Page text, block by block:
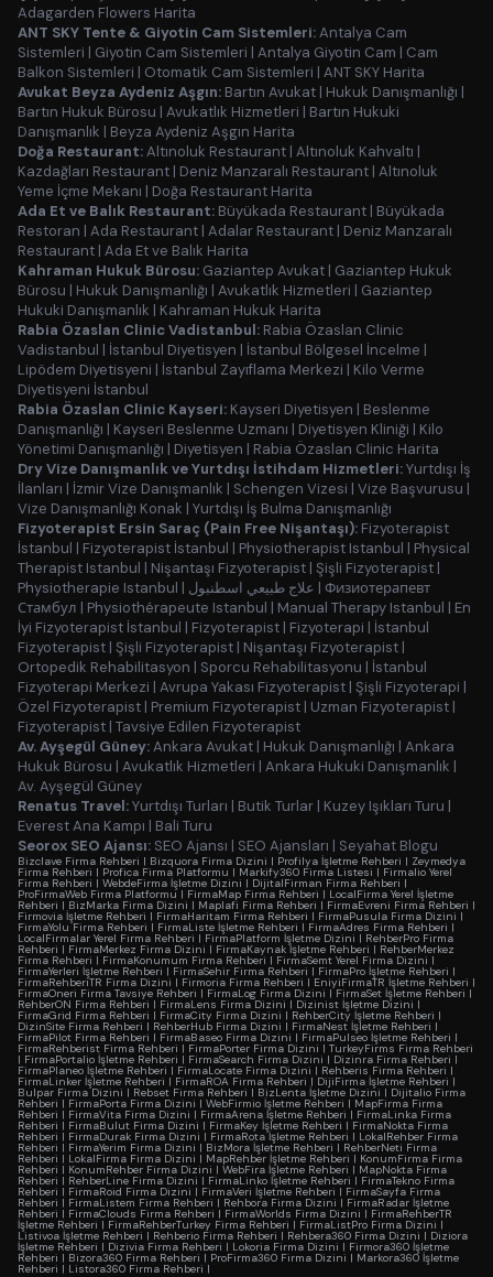
Adagarden Flowers Harita
ANT SKY Tente & Giyotin Cam Sistemleri:Antalya Cam
Sistemleri | Giyotin Cam Sistemleri | Antalya Giyotin Cam | Cam
Balkon Sistemleri | Otomatik Cam Sistemleri | ANT SKY Harita
Avukat Beyza Aydeniz Aşgın: Bartın Avukat | Hukuk Danışmanlığı |
Bartın Hukuk Bürosu | Avukatlık Hizmetleri | Bartın Hukuki
Danışmanlık | Beyza Aydeniz Aşgın Harita
Doğa Restaurant:Altınoluk Restaurant | Altınoluk Kahvaltı |
Kazdağları Restaurant | Deniz Manzaralı Restaurant | Altınoluk
Yeme İçme Mekanı | Doğa Restaurant Harita
Ada Et ve Balık Restaurant: Büyükada Restaurant | Büyükada
Restoran | Ada Restaurant | Adalar Restaurant | Deniz Manzaralı
Restaurant | Ada Et ve Balık Harita
Kahraman Hukuk Bürosu: Gaziantep Avukat | Gaziantep Hukuk
Bürosu | Hukuk Danışmanlığı | Avukatlık Hizmetleri | Gaziantep
Hukuki Danışmanlık | Kahraman Hukuk Harita
Rabia Özaslan Clinic Vadistanbul: Rabia Özaslan Clinic
Vadistanbul | İstanbul Diyetisyen | İstanbul Bölgesel İncelme |
Lipödem Diyetisyeni | İstanbul Zayıflama Merkezi | Kilo Verme
Diyetisyeni İstanbul
Rabia Özaslan Clinic Kayseri: Kayseri Diyetisyen | Beslenme
Danışmanlığı | Kayseri Beslenme Uzmanı | Diyetisyen Kliniği | Kilo
Yönetimi Danışmanlığı | Diyetisyen | Rabia Özaslan Clinic Harita
Dry Vize Danışmanlık ve Yurtdışı İstihdam Hizmetleri:Yurtdışı İş
İlanları | İzmir Vize Danışmanlık | Schengen Vizesi | Vize Başvurusu |
Vize Danışmanlığı Konak | Yurtdışı İş Bulma Danışmanlığı
Fizyoterapist Ersin Saraç (Pain Free Nişantaşı): Fizyoterapist
İstanbul | Fizyoterapist İstanbul | Physiotherapist Istanbul | Physical
Therapist Istanbul | Nişantaşı Fizyoterapist | Şişli Fizyoterapist |
Physiotherapie Istanbul | علاج طبيعي اسطنبول | Физиотерапевт
Стамбул | Physiothérapeute Istanbul | Manual Therapy Istanbul | En
İyi Fizyoterapist İstanbul | Fizyoterapist | Fizyoterapi | İstanbul
Fizyoterapist | Şişli Fizyoterapist | Nişantaşı Fizyoterapist |
Ortopedik Rehabilitasyon | Sporcu Rehabilitasyonu | İstanbul
Fizyoterapi Merkezi | Avrupa Yakası Fizyoterapist | Şişli Fizyoterapi |
Özel Fizyoterapist | Premium Fizyoterapist | Uzman Fizyoterapist |
Fizyoterapist | Tavsiye Edilen Fizyoterapist
Av. Ayşegül Güney:Ankara Avukat | Hukuk Danışmanlığı | Ankara
Hukuk Bürosu | Avukatlık Hizmetleri | Ankara Hukuki Danışmanlık |
Av. Ayşegül Güney
Renatus Travel:Yurtdışı Turları | Butik Turlar | Kuzey Işıkları Turu |
Everest Ana Kampı | Bali Turu
Seorox SEO Ajansı: SEO Ajansı | SEO Ajansları | Seyahat Blogu
Bizclave Firma Rehberi | Bizquora Firma Dizini | Profilya İşletme Rehberi | Zeymedya
Firma Rehberi | Profica Firma Platformu | Markify360 Firma Listesi | Firmalio Yerel
Firma Rehberi | WebdeFirma İşletme Dizini | DijitalFirman Firma Rehberi |
ProFirmaWeb Firma Platformu | FirmaMap Firma Rehberi | LocalFirma Yerel İşletme
Rehberi | BizMarka Firma Dizini | Maplafi Firma Rehberi | FirmaEvreni Firma Rehberi |
Firmovia İşletme Rehberi | FirmaHaritam Firma Rehberi | FirmaPusula Firma Dizini |
FirmaYolu Firma Rehberi | FirmaListe İşletme Rehberi | FirmaAdres Firma Rehberi |
LocalFirmalar Yerel Firma Rehberi | FirmaPlatform İşletme Dizini | RehberPro Firma
Rehberi | FirmaMerkez Firma Dizini | FirmaKaynak İşletme Rehberi | RehberMerkez
Firma Rehberi | FirmaKonumum Firma Rehberi | FirmaSemt Yerel Firma Dizini |
FirmaYerleri İşletme Rehberi | FirmaSehir Firma Rehberi | FirmaPro İşletme Rehberi |
FirmaRehberiTR Firma Dizini | Firmoria Firma Rehberi | EniyiFirmaTR İşletme Rehberi |
FirmaOneri Firma Tavsiye Rehberi | FirmaLog Firma Dizini |FirmaSet İşletme Rehberi |
RehberON Firma Rehberi | FirmaLens Firma Dizini | Dizinist İşletme Dizini |
FirmaGrid Firma Rehberi | FirmaCity Firma Dizini | RehberCity İşletme Rehberi |
DizinSite Firma Rehberi | RehberHub Firma Dizini | FirmaNest İşletme Rehberi |
FirmaPilot Firma Rehberi | FirmaBaseo Firma Dizini | FirmaPulseo İşletme Rehberi |
FirmaRehberist Firma Rehberi | FirmaPorter Firma Dizini | TurkeyFirms Firma Rehberi
| FirmaPortalio İşletme Rehberi | FirmaSearch Firma Dizini | Dizinra Firma Rehberi |
FirmaPlaneo İşletme Rehberi | FirmaLocate Firma Dizini | Rehberis Firma Rehberi |
FirmaLinker İşletme Rehberi | FirmaROA Firma Rehberi | DijiFirma İşletme Rehberi |
Bulpar Firma Dizini | Rebset Firma Rehberi | BizLenta İşletme Dizini | Dijitalio Firma
Rehberi | FirmaPorta Firma Dizini | WebFirmio İşletme Rehberi | MapFirma Firma
Rehberi | FirmaVita Firma Dizini | FirmaArena İşletme Rehberi | FirmaLinka Firma
Rehberi | FirmaBulut Firma Dizini | FirmaKey İşletme Rehberi | FirmaNokta Firma
Rehberi | FirmaDurak Firma Dizini | FirmaRota İşletme Rehberi | LokalRehber Firma
Rehberi | FirmaYerim Firma Dizini | BizMora İşletme Rehberi | RehberNeti Firma
Rehberi | LokalFirma Firma Dizini | MapRehber İşletme Rehberi | KonumFirma Firma
Rehberi | KonumRehber Firma Dizini | WebFira İşletme Rehberi | MapNokta Firma
Rehberi | RehberLine Firma Dizini | FirmaLinko İşletme Rehberi | FirmaTekno Firma
Rehberi | FirmaRoid Firma Dizini | FirmaVeri İşletme Rehberi | FirmaSayfa Firma
Rehberi | FirmaListem Firma Rehberi | Rehbora Firma Dizini | FirmaRadar İşletme
Rehberi | FirmaClouds Firma Rehberi | FirmaWorlds Firma Dizini | FirmaRehberTR
İşletme Rehberi | FirmaRehberTurkey Firma Rehberi | FirmaListPro Firma Dizini |
Listivoa İşletme Rehberi | Rehberio Firma Rehberi | Rehbera360 Firma Dizini | Diziora
İşletme Rehberi | Dizivia Firma Rehberi | Lokoria Firma Dizini | Firmora360 İşletme
Rehberi | Bizora360 Firma Rehberi | ProFirma360 Firma Dizini | Markora360 İşletme
Rehberi | Listora360 Firma Rehberi |